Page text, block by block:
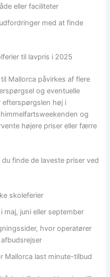
eller faciliteter
med at finde
til lavpris i 2025
Mallorca påvirkes af flere
og eventuelle
efterspørgslen høj i
og
højere priser eller færre
finde de laveste priser ved
skoleferier
maj, juni eller september
hvor operatører
Mallorca last minute-tilbud